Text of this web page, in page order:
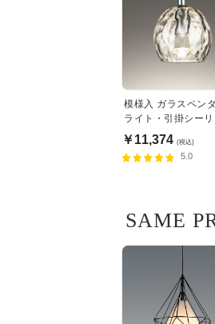
模様入 ガラスペン
ライト・引掛シーリ
式
￥11,374 (税込)
5.0
SAME